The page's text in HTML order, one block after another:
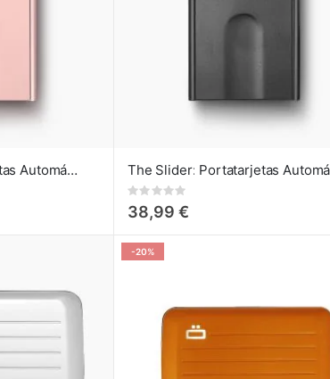
The Slider: Portatarjetas Automático de Crédito Blush Pink
Rating:
38,99 €
-20%